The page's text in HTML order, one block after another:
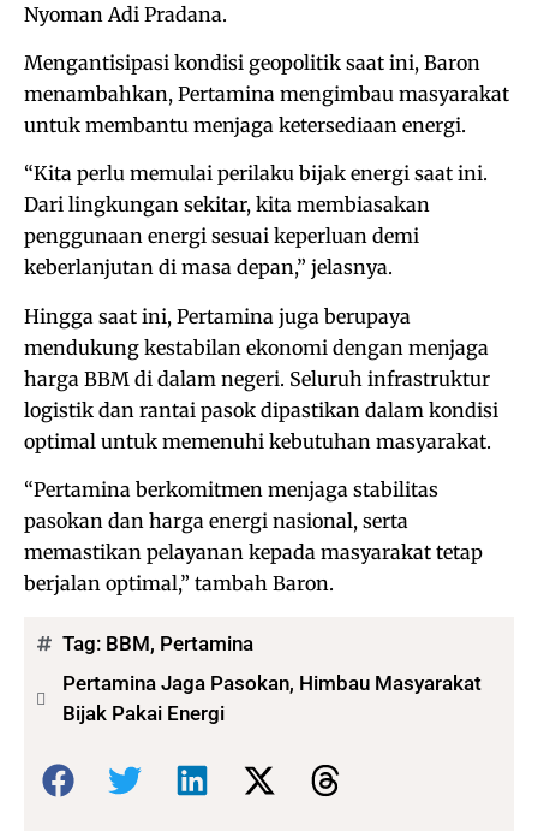
Nyoman Adi Pradana.
Mengantisipasi kondisi geopolitik saat ini, Baron
menambahkan, Pertamina mengimbau masyarakat
untuk membantu menjaga ketersediaan energi.
“Kita perlu memulai perilaku bijak energi saat ini.
Dari lingkungan sekitar, kita membiasakan
penggunaan energi sesuai keperluan demi
keberlanjutan di masa depan,” jelasnya.
Hingga saat ini, Pertamina juga berupaya
mendukung kestabilan ekonomi dengan menjaga
harga BBM di dalam negeri. Seluruh infrastruktur
logistik dan rantai pasok dipastikan dalam kondisi
optimal untuk memenuhi kebutuhan masyarakat.
“Pertamina berkomitmen menjaga stabilitas
pasokan dan harga energi nasional, serta
memastikan pelayanan kepada masyarakat tetap
berjalan optimal,” tambah Baron.
Tag: BBM, Pertamina
Pertamina Jaga Pasokan, Himbau Masyarakat
Bijak Pakai Energi
Bagikan: